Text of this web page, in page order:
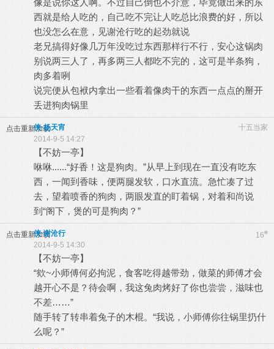
像是说你这人啊。不过自己倒也不介意，毕竟做出来的东
西就是给人吃的，自己吃不完让人吃总比浪费的好，所以
也没怎么在意，见谢沧行吃的起劲就说
老兄搞得好像几万年没吃过东西那样行不行，安心这锅肉
别说两三人了，再多两三人都吃不完的，这可是半条狗，
肉多着咧
说完便从包袱内拿出一些看着像肉干的东西一点点的掰开
丢进狗肉锅里
点击重新加载 十五当家
侠·杨天宵
2014-9-5 14:27
【不妨一亭】
咻咻......“好香！这是狗肉。”从早上到现在一直没有吃东
西，一闻到香味，便两腿发软，口水直流。急忙凑了过
去，望着喷香的狗肉，两眼发直的盯着锅，对着和尚说
到“阁下，煲的可是狗肉？”
点击重新加载 16#
侠·谢沧行
2014-9-5 14:30
【不妨一亭】
“欸~小师傅何必拘泥，食客吃得越带劲，做菜的师傅才会
越开心不是？待会啊，我这兔肉烤好了你也尝尝，滋味也
不差……”
随手转了转串着兔子的木棍。“我说，小师傅你往锅里扔什
么呢？”